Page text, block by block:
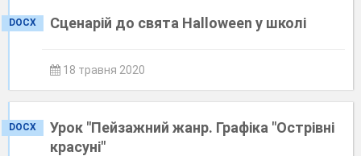
DOCX Сценарій до свята Halloween у школі
18 травня 2020
DOCX
Урок "Пейзажний жанр. Графіка "Острівні
красуні"